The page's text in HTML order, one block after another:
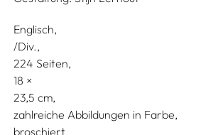
Englisch
/Div.
224 Seiten,
18
23,5
zahlreiche Abbildungen in Farbe
broschiert